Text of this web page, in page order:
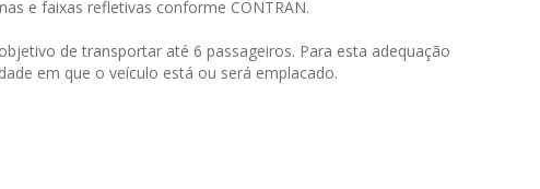
e faixas refletivas conforme CONTRAN.
de transportar até 6 passageiros. Para esta adequação
em que o veículo está ou será emplacado.